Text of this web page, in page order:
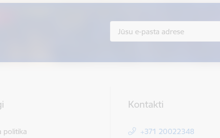
politika
Kontakti
+371 20022348